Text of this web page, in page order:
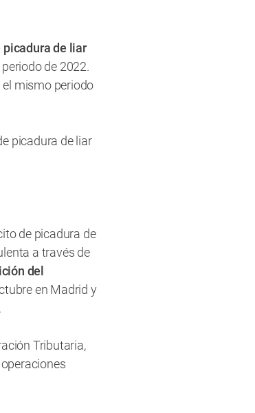
picadura de liar
de 2022.
el mismo periodo
picadura de liar
de picadura de
a través de
del
en Madrid y
.
Tributaria,